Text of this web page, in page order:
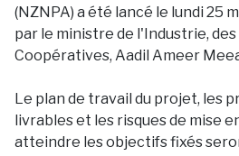
(NZNPA) a été lancé le lundi 25
par le ministre de l'Industrie, des
Coopératives, Aadil Ameer
Le plan de travail du projet, les
livrables et les risques de mise
atteindre les objectifs fixés